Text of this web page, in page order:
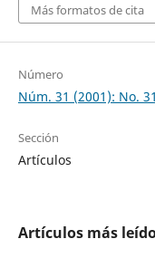
Más formatos de cita
Número
Núm. 31 (2001): No.
Sección
Artículos
Artículos más